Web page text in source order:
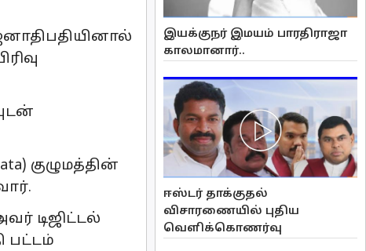
குழுமத்தின்
டிஜிட்டல்
பட்டம்
இயக்குநர் இமயம் பாரதிராஜா
காலமானார்..
ஈஸ்டர் தாக்குதல்
விசாரணையில் புதிய
வௌிக்கொணர்வு